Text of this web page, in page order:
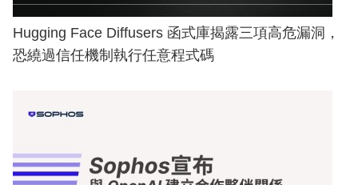
Hugging Face Diffusers 函式庫揭露三項高危漏洞，
恐繞過信任機制執行任意程式碼